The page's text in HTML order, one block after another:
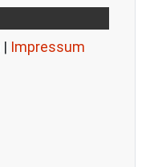
Impressum